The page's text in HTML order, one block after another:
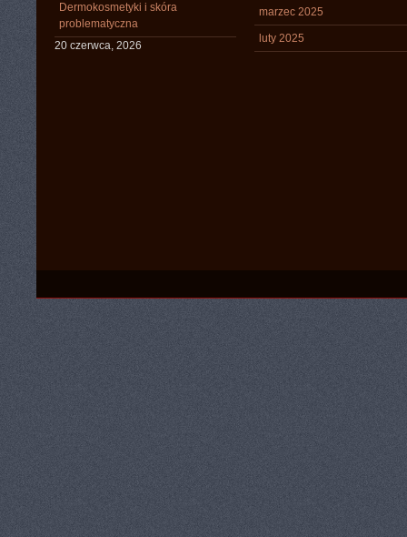
Dermokosmetyki i skóra
problematyczna
20 czerwca, 2026
marzec 2025
luty 2025